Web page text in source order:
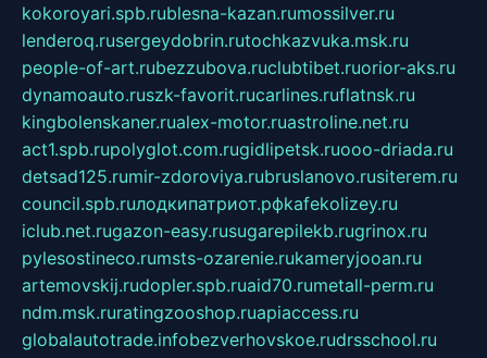
kokoroyari.spb.rublesna-kazan.rumossilver.ru
lenderoq.rusergeydobrin.rutochkazvuka.msk.ru
people-of-art.rubezzubova.ruclubtibet.ruorior-aks.ru
dynamoauto.ruszk-favorit.rucarlines.ruflatnsk.ru
kingbolenskaner.rualex-motor.ruastroline.net.ru
act1.spb.rupolyglot.com.rugidlipetsk.ruooo-driada.ru
detsad125.rumir-zdoroviya.rubruslanovo.rusiterem.ru
council.spb.ruлодкипатриот.рфkafekolizey.ru
iclub.net.rugazon-easy.rusugarepilekb.rugrinox.ru
pylesostineco.rumsts-ozarenie.rukameryjooan.ru
artemovskij.rudopler.spb.ruaid70.rumetall-perm.ru
ndm.msk.ruratingzooshop.ruapiaccess.ru
globalautotrade.infobezverhovskoe.rudrsschool.ru